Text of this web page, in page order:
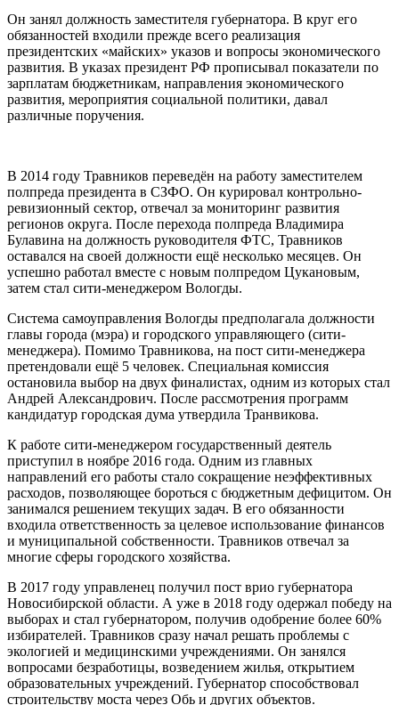
Он занял должность заместителя губернатора. В круг его
обязанностей входили прежде всего реализация
президентских «майских» указов и вопросы экономического
развития. В указах президент РФ прописывал показатели по
зарплатам бюджетникам, направления экономического
развития, мероприятия социальной политики, давал
различные поручения.
В 2014 году Травников переведён на работу заместителем
полпреда президента в СЗФО. Он курировал контрольно-
ревизионный сектор, отвечал за мониторинг развития
регионов округа. После перехода полпреда Владимира
Булавина на должность руководителя ФТС, Травников
оставался на своей должности ещё несколько месяцев. Он
успешно работал вместе с новым полпредом Цукановым,
затем стал сити-менеджером Вологды.
Система самоуправления Вологды предполагала должности
главы города (мэра) и городского управляющего (сити-
менеджера). Помимо Травникова, на пост сити-менеджера
претендовали ещё 5 человек. Специальная комиссия
остановила выбор на двух финалистах, одним из которых стал
Андрей Александрович. После рассмотрения программ
кандидатур городская дума утвердила Транвикова.
К работе сити-менеджером государственный деятель
приступил в ноябре 2016 года. Одним из главных
направлений его работы стало сокращение неэффективных
расходов, позволяющее бороться с бюджетным дефицитом. Он
занимался решением текущих задач. В его обязанности
входила ответственность за целевое использование финансов
и муниципальной собственности. Травников отвечал за
многие сферы городского хозяйства.
В 2017 году управленец получил пост врио губернатора
Новосибирской области. А уже в 2018 году одержал победу на
выборах и стал губернатором, получив одобрение более 60%
избирателей. Травников сразу начал решать проблемы с
экологией и медицинскими учреждениями. Он занялся
вопросами безработицы, возведением жилья, открытием
образовательных учреждений. Губернатор способствовал
строительству моста через Обь и других объектов.